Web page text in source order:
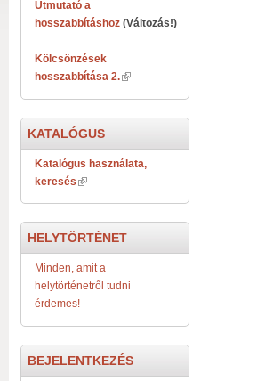
Útmutató a
hosszabbításhoz (Változás!)
Kölcsönzések
hosszabbítása 2.
KATALÓGUS
Katalógus használata,
keresés
HELYTÖRTÉNET
Minden, amit a
helytörténetről tudni
érdemes!
BEJELENTKEZÉS